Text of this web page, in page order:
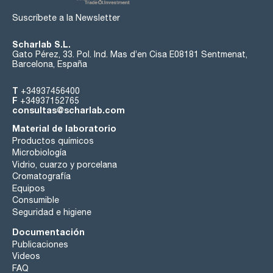
Suscríbete a la Newsletter
Scharlab S.L.
Gato Pérez, 33. Pol. Ind. Mas d’en Cisa E08181 Sentmenat,
Barcelona, España
T +34937456400
F +34937152765
consultas@scharlab.com
Material de laboratorio
Productos químicos
Microbiología
Vidrio, cuarzo y porcelana
Cromatografía
Equipos
Consumible
Seguridad e higiene
Documentación
Publicaciones
Videos
FAQ